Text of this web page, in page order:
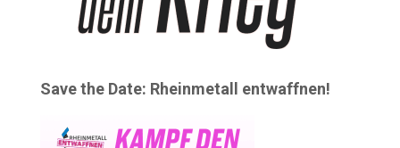
Save the Date: Rheinmetall entwaffnen!